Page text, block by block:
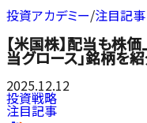
投資アカデミー/注目記事
【米国株】配当も株
当グロース」銘柄を
2025.12.12
投資戦略
注目記事